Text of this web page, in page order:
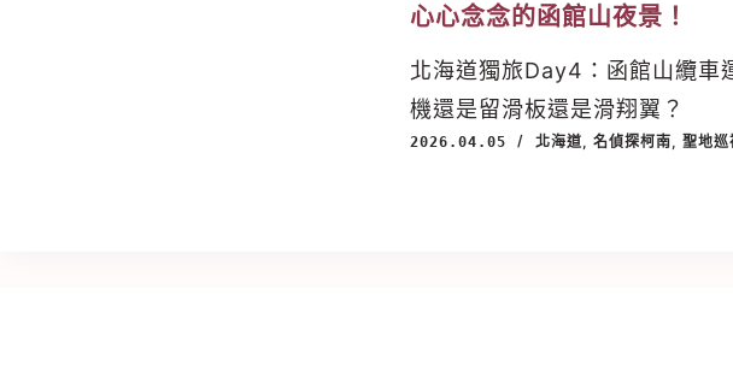
心心念念的函館山夜景！
北海道獨旅Day4：函館山纜車
機還是留滑板還是滑翔翼？
2026.04.05 北海道, 名偵探柯南, 聖地巡